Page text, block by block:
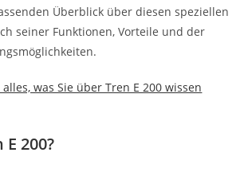
Überblick über diesen speziellen
seiner Funktionen, Vorteile und der
was Sie über Tren E 200 wissen
200?